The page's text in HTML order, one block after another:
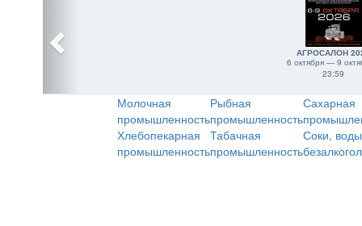
АГРОСАЛОН
6 октября — 9
23:59
Молочная
промышленность
Рыбная
промышленность
Сахарная
Хлебопекарная
промышленность
Табачная
промышленность
Соки,